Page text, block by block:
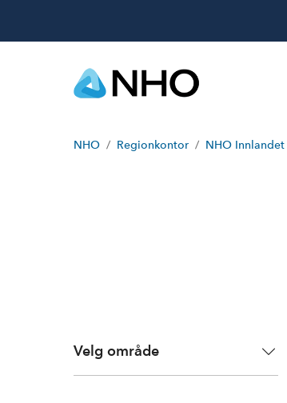
NHO Regionkontor NHO Innlandet
Velg område